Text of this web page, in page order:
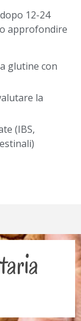
12-24
approfondire
glutine con
la
(IBS,